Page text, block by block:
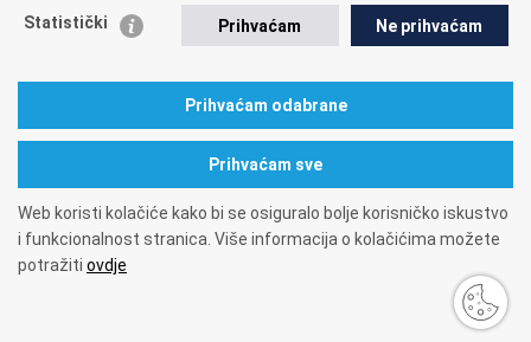
A. Mihanovića 3 10000 Zagreb tel: 01/4595-500
fax: 01/4595-063
Matični broj: 1416626
OIB: 84397956623
Statistički Prihvaćam Ne prihvaćam
Prihvaćam odabrane
Prihvaćam sve
Web koristi kolačiće kako bi se osiguralo bolje korisničko iskustvo
i funkcionalnost stranica. Više informacija o kolačićima možete
potražiti ovdje